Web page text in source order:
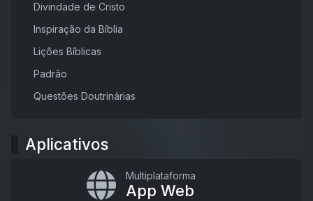
Divindade de Cristo
Inspiração da Bíblia
Lições Bíblicas
Padrão
Questões Doutrinárias
Aplicativos
Multiplataforma
App Web